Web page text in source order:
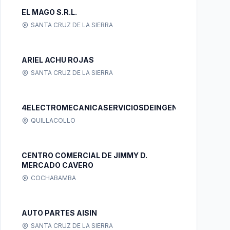
EL MAGO S.R.L.
SANTA CRUZ DE LA SIERRA
ARIEL ACHU ROJAS
SANTA CRUZ DE LA SIERRA
4ELECTROMECANICASERVICIOSDEINGENIERIA
QUILLACOLLO
CENTRO COMERCIAL DE JIMMY D.
MERCADO CAVERO
COCHABAMBA
AUTO PARTES AISIN
SANTA CRUZ DE LA SIERRA